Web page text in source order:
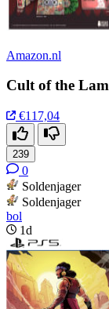
Amazon.nl
Cult of the
€117,04
239
0
Soldenjager
Soldenjager
bol
1d